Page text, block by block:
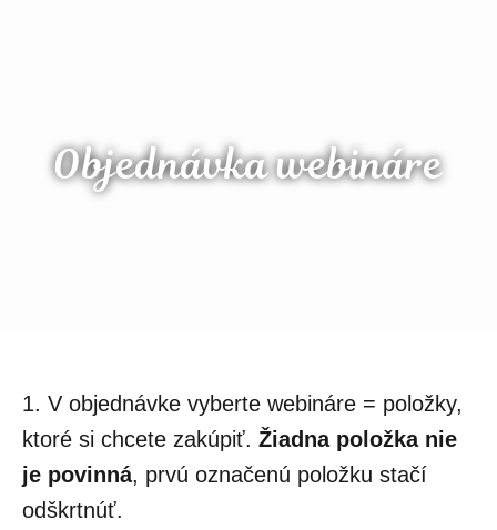
Objednávka webináre
1. V objednávke vyberte webináre = položky,
ktoré si chcete zakúpiť. Žiadna položka nie
je povinná, prvú označenú položku stačí
odškrtnúť.